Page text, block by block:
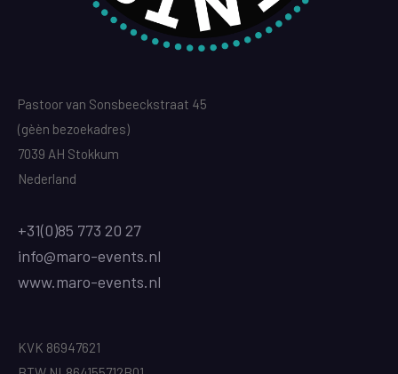
Pastoor van Sonsbeeckstraat 45
(gèèn bezoekadres)
7039 AH Stokkum
Nederland
+31(0)85 773 20 27
info@maro-events.nl
www.maro-events.nl
KVK 86947621